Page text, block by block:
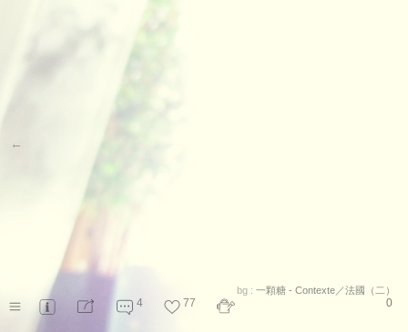
←
bg : 一顆糖 - Contexte／法國（二）
4 77 0